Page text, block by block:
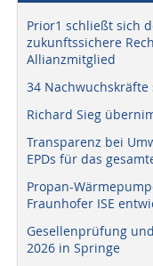
Prior1 schließt sich
zukunftssichere
Allianzmitglied
34
Richard Sieg
Transparenz bei
EPDs für das
Propan-
Fraunhofer ISE
Gesellenprüfung
2026 in Springe